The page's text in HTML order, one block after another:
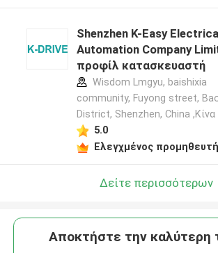
Shenzhen K-Easy
Automation Company
προφίλ κατασκευαστή
Wisdom Lmgyu, baishixia
community, Fuyong street,
District, Shenzhen, China ,Κίνα
5.0
Ελεγχμένος
Δείτε περισσότερων
Αποκτήστε την καλύτερη